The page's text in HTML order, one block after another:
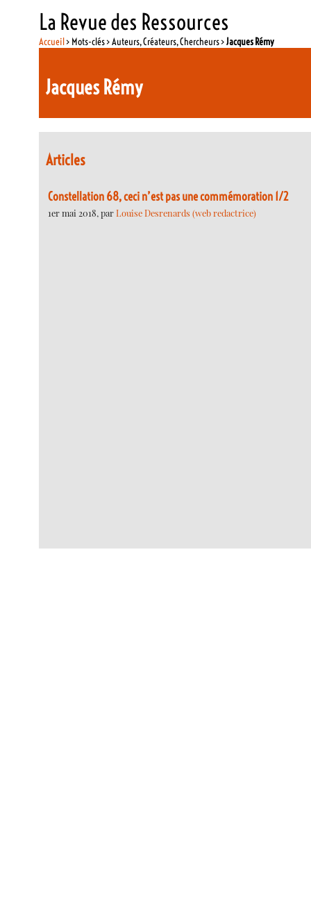
La Revue des Ressources
Accueil> Mots-clés > Auteurs, Créateurs, Chercheurs >Jacques Rémy
Jacques Rémy
Articles
Constellation 68, ceci n’est pas une commémoration 1/2
1er mai 2018, parLouise Desrenards (web redactrice)